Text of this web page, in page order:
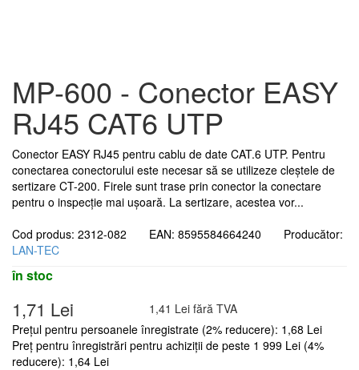
MP-600 - Conector EASY
RJ45 CAT6 UTP
Conector EASY RJ45 pentru cablu de date CAT.6 UTP. Pentru
conectarea conectorului este necesar să se utilizeze cleștele de
sertizare CT-200. Firele sunt trase prin conector la conectare
pentru o inspecție mai ușoară. La sertizare, acestea vor...
Cod produs: 2312-082 EAN: 8595584664240 Producător:
LAN-TEC
în stoc
1,71 Lei
1,41 Lei fără TVA
Prețul pentru persoanele înregistrate (2% reducere): 1,68 Lei
Preț pentru înregistrări pentru achiziții de peste 1 999 Lei (4%
reducere): 1,64 Lei